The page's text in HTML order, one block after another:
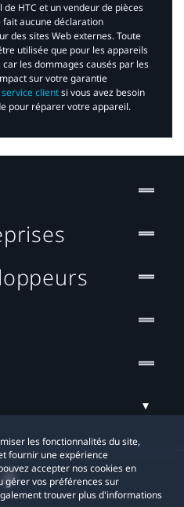
HTC et un vendeur de pièces
fait aucune déclaration
des sites Web externes. Toute
utilisée que pour les appareils
les dommages causés par les
sur votre garantie
service clientsi vous avez besoin
pour réparer votre appareil.​
les fonctionnalités du site,
fournir une expérience
accepter nos cookies en
gérer vos préférences sur
trouver plus d'informations